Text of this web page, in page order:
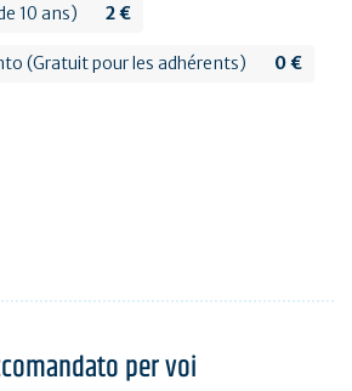
10 ans) 2 €
(Gratuit pour les adhérents) 0 €
per voi